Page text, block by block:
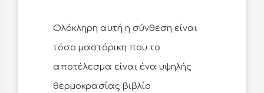
Ολόκληρη αυτή η σύνθεση είναι
τόσο μαστόρικη που το
αποτέλεσμα είναι ένα υψηλής
θερμοκρασίας βιβλίο